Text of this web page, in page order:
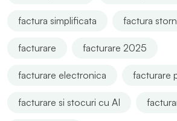
factura simplificata factura
facturare facturare 2025
facturare electronica facturare
facturare si stocuri cu AI